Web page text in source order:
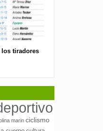
los tiradores
marin ciclismo